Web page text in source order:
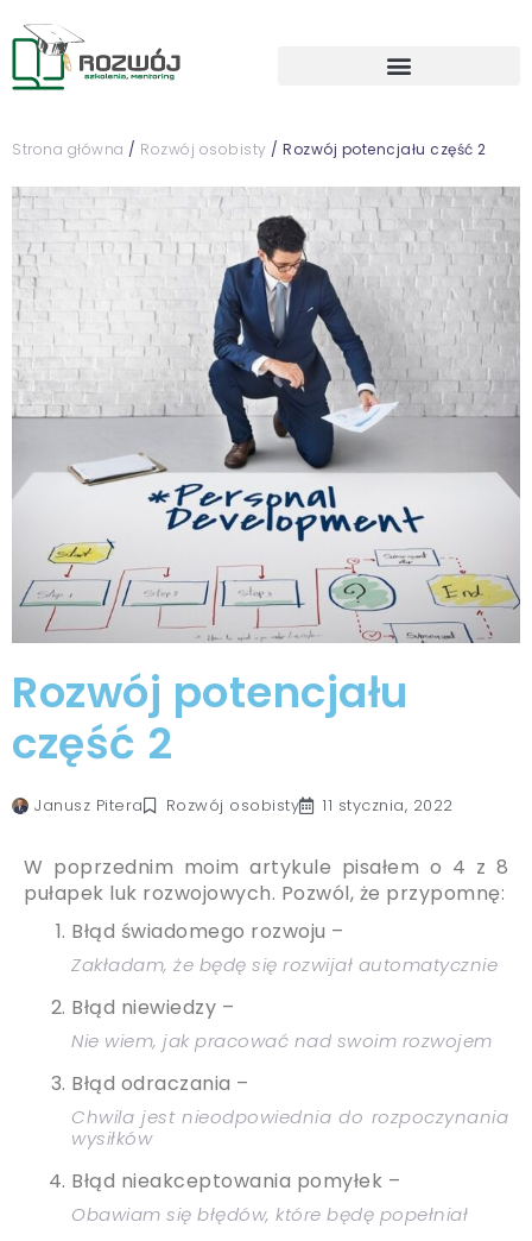
Strona główna / Rozwój osobisty / Rozwój potencjału część 2
Rozwój potencjału
część 2
Janusz Pitera Rozwój osobisty 11 stycznia, 2022
W poprzednim moim artykule pisałem o 4 z 8
pułapek luk rozwojowych. Pozwól, że przypomnę:
Błąd świadomego rozwoju –
Zakładam, że będę się rozwijał automatycznie
Błąd niewiedzy –
Nie wiem, jak pracować nad swoim rozwojem
Błąd odraczania –
Chwila jest nieodpowiednia do rozpoczynania
wysiłków
Błąd nieakceptowania pomyłek –
Obawiam się błędów, które będę popełniał